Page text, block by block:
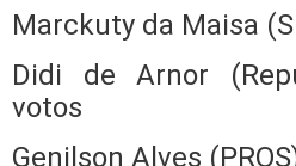
Marckuty da Maisa
Didi de Arnor
votos
Genilson Alves